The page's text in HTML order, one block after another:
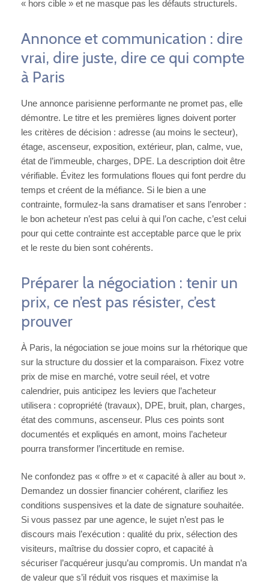
« hors cible » et ne masque pas les défauts structurels.
Annonce et communication : dire
vrai, dire juste, dire ce qui compte
à Paris
Une annonce parisienne performante ne promet pas, elle
démontre. Le titre et les premières lignes doivent porter
les critères de décision : adresse (au moins le secteur),
étage, ascenseur, exposition, extérieur, plan, calme, vue,
état de l’immeuble, charges, DPE. La description doit être
vérifiable. Évitez les formulations floues qui font perdre du
temps et créent de la méfiance. Si le bien a une
contrainte, formulez-la sans dramatiser et sans l’enrober :
le bon acheteur n’est pas celui à qui l’on cache, c’est celui
pour qui cette contrainte est acceptable parce que le prix
et le reste du bien sont cohérents.
Préparer la négociation : tenir un
prix, ce n’est pas résister, c’est
prouver
À Paris, la négociation se joue moins sur la rhétorique que
sur la structure du dossier et la comparaison. Fixez votre
prix de mise en marché, votre seuil réel, et votre
calendrier, puis anticipez les leviers que l’acheteur
utilisera : copropriété (travaux), DPE, bruit, plan, charges,
état des communs, ascenseur. Plus ces points sont
documentés et expliqués en amont, moins l’acheteur
pourra transformer l’incertitude en remise.
Ne confondez pas « offre » et « capacité à aller au bout ».
Demandez un dossier financier cohérent, clarifiez les
conditions suspensives et la date de signature souhaitée.
Si vous passez par une agence, le sujet n’est pas le
discours mais l’exécution : qualité du prix, sélection des
visiteurs, maîtrise du dossier copro, et capacité à
sécuriser l’acquéreur jusqu’au compromis. Un mandat n’a
de valeur que s’il réduit vos risques et maximise la